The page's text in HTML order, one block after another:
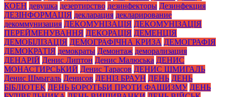
КОЕН девушка дезертирство дезинфекторы Дезинфекция
ДЕЗІНФОРМАЦІЯ декларация декларирование
декоммунизация ДЕКОМУНІЗАЦІЯ ДЕКОМУНІЗАЦІЯ
ПЕРЕЙМЕНУВАННЯ ДЕКОРАЦІЯ ДЕМЕНЦІЯ
ДЕМОБІЛІЗАЦІЯ ДЕМОГРАФІЧНА КРИЗА ДЕМОГРАФІЯ
ДЕМОКРАТІЯ демократы Демонтаж деморализация
ДЕНАРІЙ Денис Липтон Денис Малюська ДЕНИС
МОНАСТИРСЬКИЙ Денис Тарасов ДЕНИС ШМИГАЛЬ
Денис Шмыгаль Денисов ДЕНІЗ БРАУН ДЕНЬ ДЕНЬ
БІБЛІОТЕК ДЕНЬ БОРОТЬБИ ПРОТИ ФАШИЗМУ ДЕНЬ